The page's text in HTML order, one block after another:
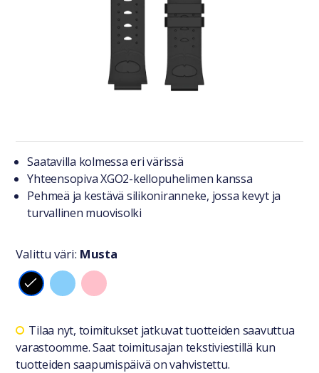
Tuotteesta lyhyesti
Saatavilla kolmessa eri värissä
Yhteensopiva XGO2-kellopuhelimen kanssa
Pehmeä ja kestävä silikoniranneke, jossa kevyt ja
turvallinen muovisolki
Valitse väri
Valittu väri: Musta
Saatavuustiedot
Tilaa nyt, toimitukset jatkuvat tuotteiden saavuttua
varastoomme. Saat toimitusajan tekstiviestillä kun
tuotteiden saapumispäivä on vahvistettu.